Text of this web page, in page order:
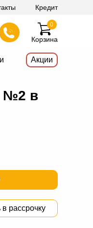
Кредит
Корзина
0
Акции
№2 в
в рассрочку